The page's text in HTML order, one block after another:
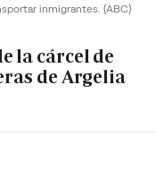
inmigrantes. (ABC)
la cárcel de
de Argelia